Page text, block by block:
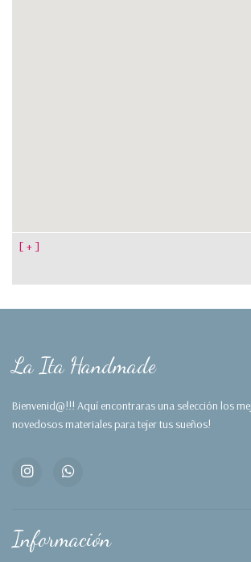
[ + ]
La Ita Handmade
Bienvenid@!!! Aquí encontraras una selección los
novedosos materiales para tejer tus sueños!
Información